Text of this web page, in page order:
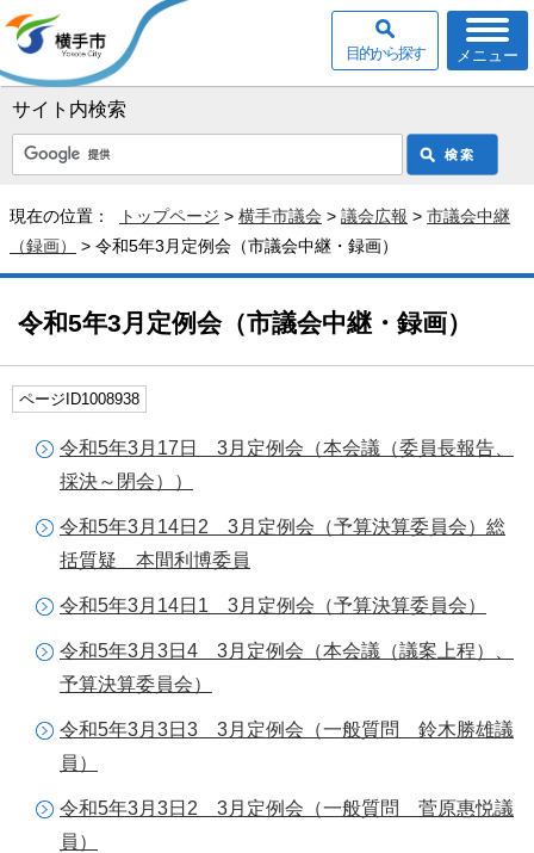
サイト内検索
メニュー
目的から探す
現在の位置： トップページ > 横手市議会 > 議会広報 > 市議会中継
（録画）
> 令和5年3月定例会（市議会中継・録画）
令和5年3月定例会（市議会中継・録画）
ページID1008938
令和5年3月17日 3月定例会（本会議（委員長報告、
採決～閉会））
令和5年3月14日2 3月定例会（予算決算委員会）総
括質疑 本間利博委員
令和5年3月14日1 3月定例会（予算決算委員会）
令和5年3月3日4 3月定例会（本会議（議案上程）、
予算決算委員会）
令和5年3月3日3 3月定例会（一般質問 鈴木勝雄議
員）
令和5年3月3日2 3月定例会（一般質問 菅原惠悦議
員）